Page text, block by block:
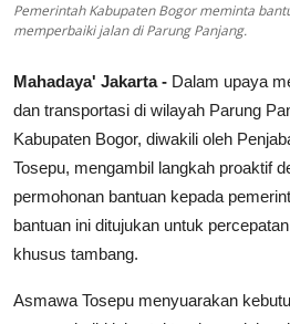
Pemerintah Kabupaten Bogor meminta
memperbaiki jalan di Parung Panjang.
Mahadaya' Jakarta - Dalam upaya
dan transportasi di wilayah Parung
Kabupaten Bogor, diwakili oleh
Tosepu, mengambil langkah proaktif
permohonan bantuan kepada
bantuan ini ditujukan untuk
khusus tambang.
Asmawa Tosepu menyuarakan